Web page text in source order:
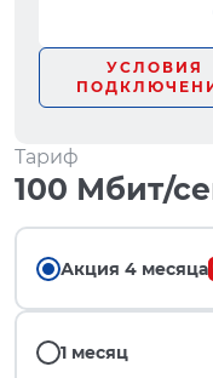
УСЛОВИЯ
Тариф
100 Мбит/
Акция 4 месяца
1 месяц